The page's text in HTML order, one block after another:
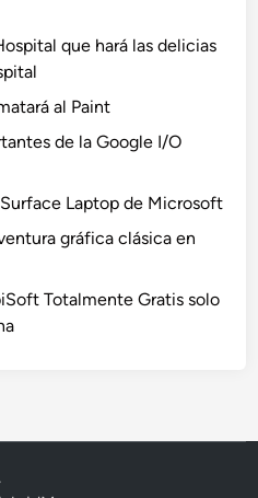
que hará las delicias
al Paint
de la Google I/O
Laptop de Microsoft
gráfica clásica en
Totalmente Gratis solo